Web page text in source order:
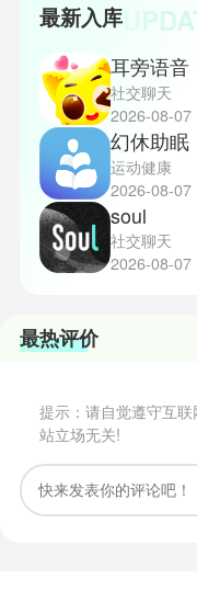
最新入库
耳旁语音
社交聊天
2026-08-07
幻休助眠
运动健康
2026-08-07
soul
社交聊天
2026-08-07
最热评价
提示：请自觉遵守互
站立场无关!